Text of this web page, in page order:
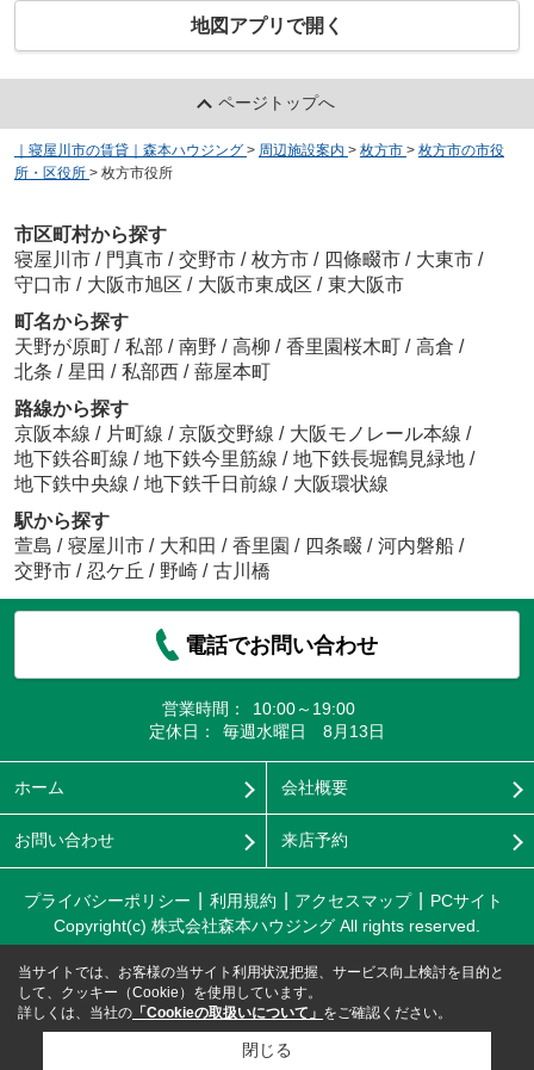
地図アプリで開く
ページトップへ
｜寝屋川市の賃貸｜森本ハウジング > 周辺施設案内 > 枚方市 > 枚方市の市役
所・区役所 > 枚方市役所
市区町村から探す
寝屋川市 / 門真市 / 交野市 / 枚方市 / 四條畷市 / 大東市 /
守口市 / 大阪市旭区 / 大阪市東成区 / 東大阪市
町名から探す
天野が原町 / 私部 / 南野 / 高柳 / 香里園桜木町 / 高倉 /
北条 / 星田 / 私部西 / 蔀屋本町
路線から探す
京阪本線 / 片町線 / 京阪交野線 / 大阪モノレール本線 /
地下鉄谷町線 / 地下鉄今里筋線 / 地下鉄長堀鶴見緑地 /
地下鉄中央線 / 地下鉄千日前線 / 大阪環状線
駅から探す
萱島 / 寝屋川市 / 大和田 / 香里園 / 四条畷 / 河内磐船 /
交野市 / 忍ケ丘 / 野崎 / 古川橋
電話でお問い合わせ
営業時間：
10:00～19:00
定休日：
毎週水曜日 8月13日
ホーム 会社概要
お問い合わせ 来店予約
プライバシーポリシー 利用規約 アクセスマップ
PCサイト
Copyright(c) 株式会社森本ハウジング All rights reserved.
当サイトでは、お客様の当サイト利用状況把握、サービス向上検討を目的と
して、クッキー（Cookie）を使用しています。
詳しくは、当社の 「Cookieの取扱いについて」 をご確認ください。
閉じる